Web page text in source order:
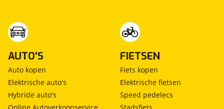
AUTO'S
Auto kopen
Elektrische auto's
Hybride auto's
FIETSEN
Fiets kopen
Elektrische fietsen
Speed pedelecs